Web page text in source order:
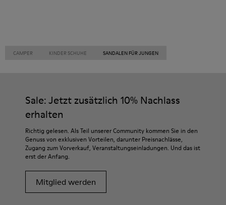
CAMPER KINDER SCHUHE SANDALEN FÜR JUNGEN
Sale: Jetzt zusätzlich 10% Nachlass
erhalten
Richtig gelesen. Als Teil unserer Community kommen Sie in den
Genuss von exklusiven Vorteilen, darunter Preisnachlässe,
Zugang zum Vorverkauf, Veranstaltungseinladungen. Und das ist
erst der Anfang.
Mitglied werden